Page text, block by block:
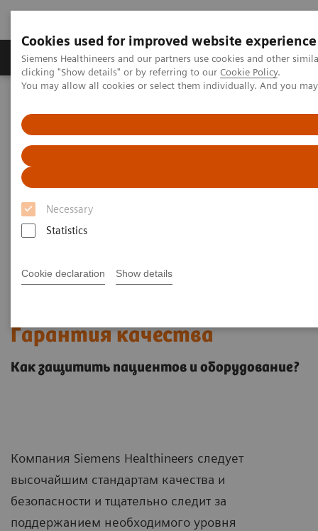
Cookies used for improved website experience
Siemens Healthineers and our partners use cookies and other
clicking "Show details" or by referring to our Cookie Policy.
You may allow all cookies or select them individually. And you
Necessary
Statistics
Cookie declaration Show details
Продукты и решения Клинические
Гарантия качества
Гарантия качества
Как защитить пациентов и оборудование?
Компания Siemens Healthineers следует
высочайшим стандартам качества и
безопасности и тщательно следит за
поддержанием необходимого уровня